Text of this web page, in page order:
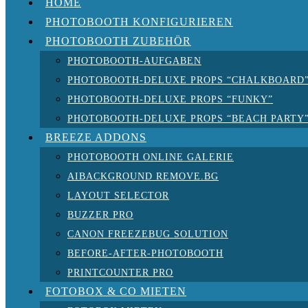
HOME
PHOTOBOOTH KONFIGURIEREN
PHOTOBOOTH ZUBEHÖR
PHOTOBOOTH-AUFGABEN
PHOTOBOOTH-DELUXE PROPS
PHOTOBOOTH-DELUXE PROPS “FUNKY”
PHOTOBOOTH-DELUXE PROPS “BEACH
BREEZE ADDONS
PHOTOBOOTH ONLINE GALERIE
AIBACKGROUND REMOVE.BG
LAYOUT SELECTOR
BUZZER PRO
CANON FREEZEBUG SOLUTION
BEFORE-AFTER-PHOTOBOOTH
PRINTCOUNTER PRO
FOTOBOX & CO MIETEN